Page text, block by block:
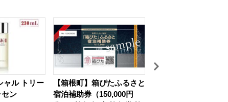
ャル トリー
セン
【箱根町】箱ぴたふるさと
宿泊補助券（150,000円